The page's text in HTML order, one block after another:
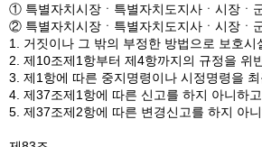
① 특별자치시장ㆍ특별자치도지사ㆍ시장ㆍ
② 특별자치시장ㆍ특별자치도지사ㆍ시장ㆍ
1. 거짓이나 그 밖의 부정한 방법으로 보호
2. 제10조제1항부터 제4항까지의 규정을
3. 제1항에 따른 중지명령이나 시정명령을
4. 제37조제1항에 따른 신고를 하지 아니하
5. 제37조제2항에 따른 변경신고를 하지 아